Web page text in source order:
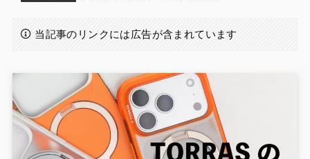
当記事のリンクには広告が含まれています